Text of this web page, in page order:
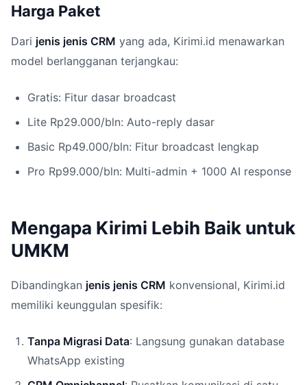
Harga Paket
Dari jenis jenis CRM yang ada, Kirimi.id menawarkan
model berlangganan terjangkau:
Gratis: Fitur dasar broadcast
Lite Rp29.000/bln: Auto-reply dasar
Basic Rp49.000/bln: Fitur broadcast lengkap
Pro Rp99.000/bln: Multi-admin + 1000 AI response
Mengapa Kirimi Lebih Baik untuk
UMKM
Dibandingkan jenis jenis CRM konvensional, Kirimi.id
memiliki keunggulan spesifik:
Tanpa Migrasi Data: Langsung gunakan database
WhatsApp existing